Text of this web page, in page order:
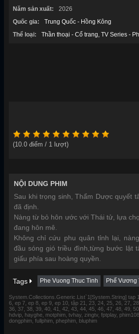
Năm sản xuất:
2026
Quốc gia:
Trung Quốc - Hồng Kông
Thể loại:
Thần thoại - Cổ trang TV Series -
(10.0 điểm / 1 lượt)
NỘI DUNG PHIM
Sau khi trọng sinh, Thẩm Dược quyết
đã định.
Nàng từ bỏ hôn ước với Thái tử, lựa
đang hôn mê.
Không chỉ cứu phu quân tỉnh lại,
đầu sóng gió triều đình,từng bước lật
giấu phía sau hoàng quyền.
Tags Phe Vuong Thuc Tinh Phế Vương
System.Collections.Generic.List`1[System.String] tap
6, ep 7, ep 8, ep 9, ep 10, tập 21, 23, 24, 25, 26, 27,
36, 37, 38, 39, 40, 41, 42, 43, 44, 45, 46, 47, 48, 49,
hdvip, hayghe, motphim, tvhay, zingtv, fptplay,
dongphim, fullphim, phephim, bluphim